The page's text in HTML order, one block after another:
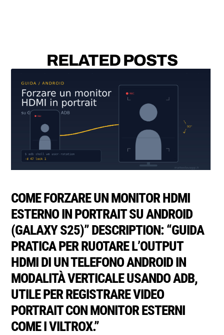
RELATED POSTS
COME FORZARE UN MONITOR HDMI
ESTERNO IN PORTRAIT SU ANDROID
(GALAXY S25)” DESCRIPTION: “GUIDA
PRATICA PER RUOTARE L’OUTPUT
HDMI DI UN TELEFONO ANDROID IN
MODALITÀ VERTICALE USANDO ADB,
UTILE PER REGISTRARE VIDEO
PORTRAIT CON MONITOR ESTERNI
COME I VILTROX.”